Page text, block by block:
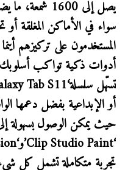
يصل إلى 1600
سواء في الأماكن المغلقة
المستخدمون على تركيزهم
أدوات ذكية تواكب
أو الإبداعية بفضل دعمها
تجربة متكاملة تشمل كل